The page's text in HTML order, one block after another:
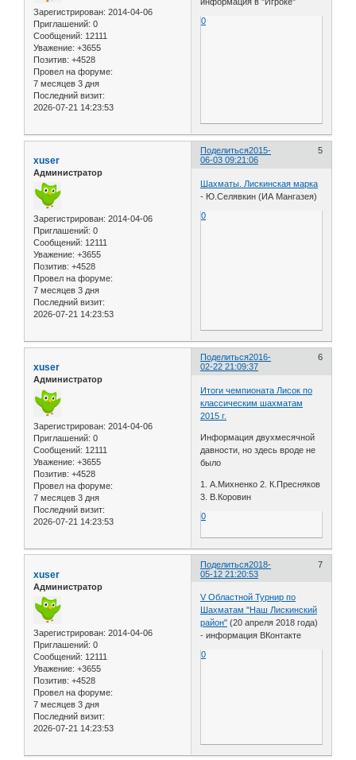
Зарегистрирован: 2014-04-06
Приглашений: 0
Сообщений: 12111
Уважение: +3655
Позитив: +4528
Провел на форуме:
7 месяцев 3 дня
Последний визит:
2026-07-21 14:23:53
0
Поделиться 5
2015-
06-03 09:21:06
xuser
Администратор
Зарегистрирован: 2014-04-06
Приглашений: 0
Сообщений: 12111
Уважение: +3655
Позитив: +4528
Провел на форуме:
7 месяцев 3 дня
Последний визит:
2026-07-21 14:23:53
Шахматы. Лискинская марка
- Ю.Селявкин (ИА Мангазея)
0
Поделиться 6
2016-
02-22 21:09:37
xuser
Администратор
Зарегистрирован: 2014-04-06
Приглашений: 0
Сообщений: 12111
Уважение: +3655
Позитив: +4528
Провел на форуме:
7 месяцев 3 дня
Последний визит:
2026-07-21 14:23:53
Итоги чемпионата Лисок по
классическим шахматам
2015 г.
Информация двухмесячной
давности, но здесь вроде не
было
1. А.Михненко 2. К.Пресняков
3. В.Коровин
0
Поделиться 7
2018-
05-12 21:20:53
xuser
Администратор
Зарегистрирован: 2014-04-06
Приглашений: 0
Сообщений: 12111
Уважение: +3655
Позитив: +4528
Провел на форуме:
7 месяцев 3 дня
Последний визит:
2026-07-21 14:23:53
V Областной Турнир по
Шахматам "Наш Лискинский
район" (20 апреля 2018 года)
- информация ВКонтакте
0